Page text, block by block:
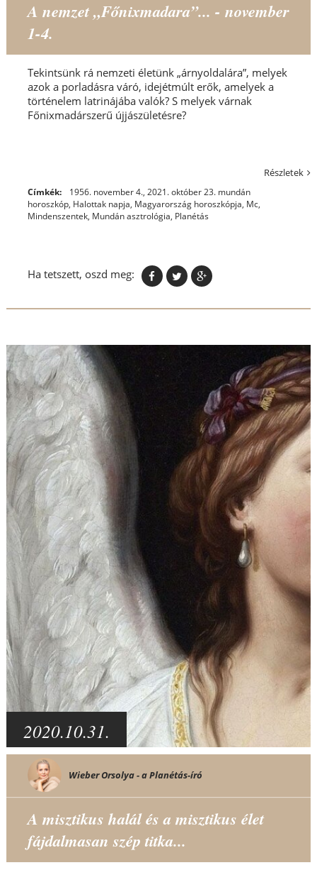
A nemzet „Főnixmadara”... - november
1-4.
Tekintsünk rá nemzeti életünk „árnyoldalára”, melyek
azok a porladásra váró, idejétmúlt erők, amelyek a
történelem latrinájába valók? S melyek várnak
Főnixmadárszerű újjászületésre?
Részletek
Címkék: 1956. november 4., 2021. október 23. mundán
horoszkóp, Halottak napja, Magyarország horoszkópja, Mc,
Mindenszentek, Mundán asztrológia, Planétás
Ha tetszett, oszd meg:
2020.10.31.
Wieber Orsolya - a Planétás-író
A misztikus halál és a misztikus élet
fájdalmasan szép titka...